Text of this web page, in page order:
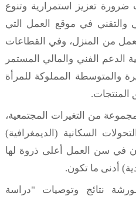
تعزيز استمرارية وتنوع
والتقني في موقع العمل التي
من المنزل، وفي القطاعات
الدعم الفني والمالي المستمر
والمتوسطة المملوكة للمرأة
المنتجات.
من التغيرات المجتمعية،
السكانية (الديمغرافية)
في سن العمل أعلى ذروة لها
أدنى ما تكون.
نتائج وتوصيات "دراسة